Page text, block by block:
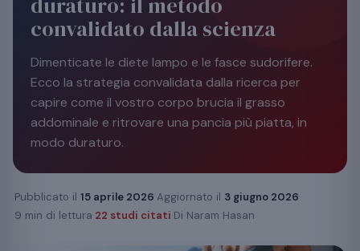
convalidato dalla scienza
Dimenticate le diete lampo e le fasce sudorifere.
Ecco la strategia convalidata dalla ricerca per
capire come il vostro corpo brucia il grasso
addominale e ritrovare una pancia più piatta, in
modo duraturo.
Pubblicato il 15 aprile 2026 Aggiornato il 3 giugno 2026
9 min di lettura 22 studi citati Di Naram Hasan